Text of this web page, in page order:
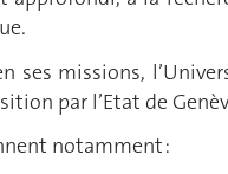
ses missions,
par l’Etat de
notamment :